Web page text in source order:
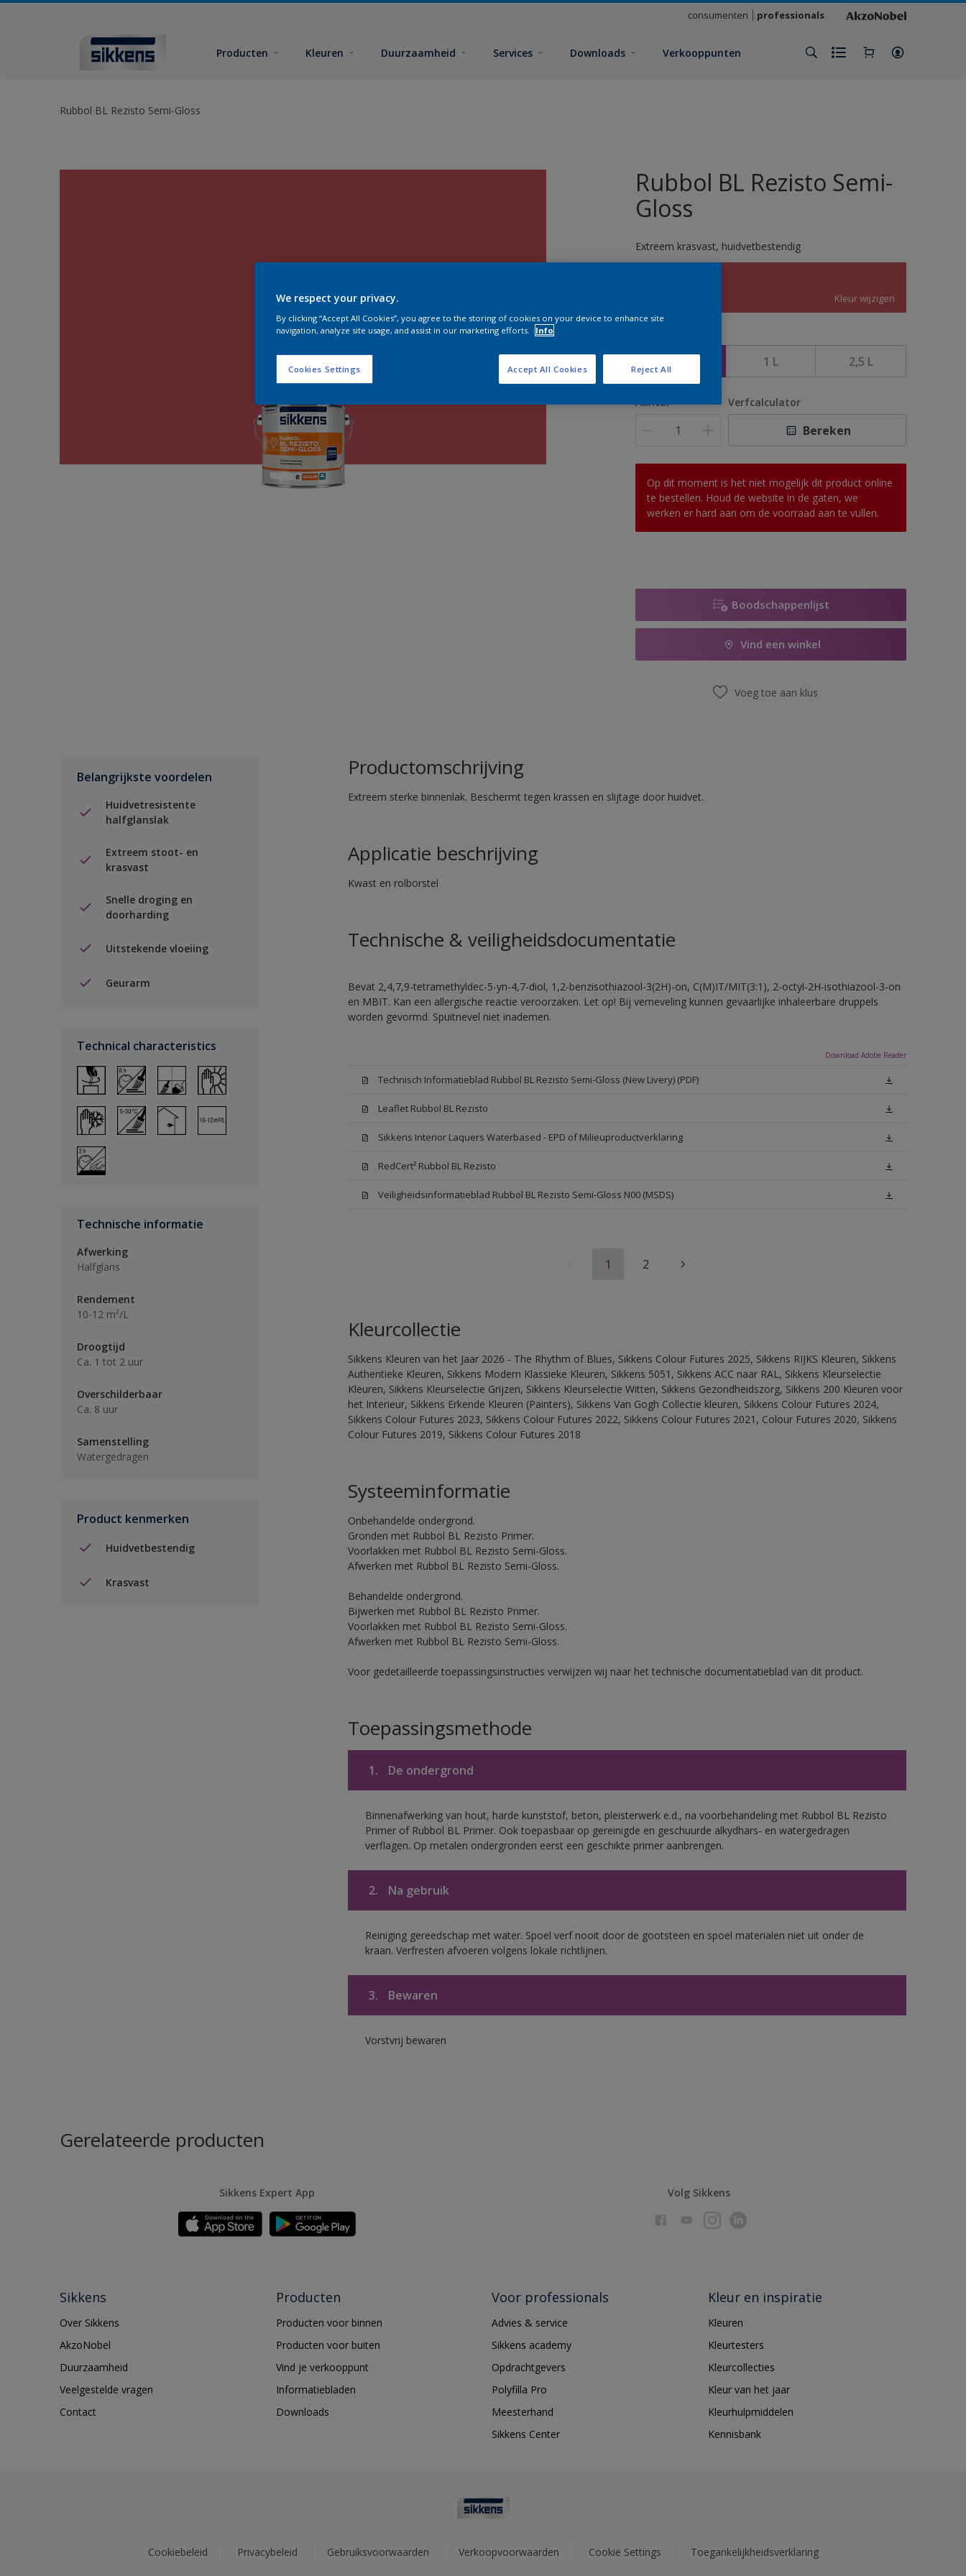
consumenten professionals
Producten Kleuren Duurzaamheid Services Downloads Verkooppunten
Rubbol BL Rezisto Semi-Gloss
Rubbol BL Rezisto Semi-
Gloss
Extreem krasvast, huidvetbestendig
Kleur wijzigen
500 ML 1 L 2,5 L
Aantal Verfcalculator
Bereken
Op dit moment is het niet mogelijk dit product online
te bestellen. Houd de website in de gaten, we
werken er hard aan om de voorraad aan te vullen.
Boodschappenlijst
Vind een winkel
Voeg toe aan klus
Belangrijkste voordelen
Huidvetresistente
halfglanslak
Extreem stoot- en
krasvast
Snelle droging en
doorharding
Uitstekende vloeiing
Geurarm
Technical characteristics
Technische informatie
Afwerking
Halfglans
Rendement
10-12 m²/L
Droogtijd
Ca. 1 tot 2 uur
Overschilderbaar
Ca. 8 uur
Samenstelling
Watergedragen
Product kenmerken
Huidvetbestendig
Krasvast
Productomschrijving
Extreem sterke binnenlak. Beschermt tegen krassen en slijtage door huidvet.
Applicatie beschrijving
Kwast en rolborstel
Technische & veiligheidsdocumentatie
Bevat 2,4,7,9-tetramethyldec-5-yn-4,7-diol, 1,2-benzisothiazool-3(2H)-on, C(M)IT/MIT(3:1), 2-octyl-2H-isothiazool-3-on
en MBIT. Kan een allergische reactie veroorzaken. Let op! Bij verneveling kunnen gevaarlijke inhaleerbare druppels
worden gevormd. Spuitnevel niet inademen.
Download Adobe Reader
Technisch Informatieblad Rubbol BL Rezisto Semi-Gloss (New Livery) (PDF)
Leaflet Rubbol BL Rezisto
Sikkens Interior Laquers Waterbased - EPD of Milieuproductverklaring
RedCert² Rubbol BL Rezisto
Veiligheidsinformatieblad Rubbol BL Rezisto Semi-Gloss N00 (MSDS)
1 2
Kleurcollectie
Sikkens Kleuren van het Jaar 2026 - The Rhythm of Blues, Sikkens Colour Futures 2025, Sikkens RIJKS Kleuren, Sikkens
Authentieke Kleuren, Sikkens Modern Klassieke Kleuren, Sikkens 5051, Sikkens ACC naar RAL, Sikkens Kleurselectie
Kleuren, Sikkens Kleurselectie Grijzen, Sikkens Kleurselectie Witten, Sikkens Gezondheidszorg, Sikkens 200 Kleuren voor
het Interieur, Sikkens Erkende Kleuren (Painters), Sikkens Van Gogh Collectie kleuren, Sikkens Colour Futures 2024,
Sikkens Colour Futures 2023, Sikkens Colour Futures 2022, Sikkens Colour Futures 2021, Colour Futures 2020, Sikkens
Colour Futures 2019, Sikkens Colour Futures 2018
Systeeminformatie
Onbehandelde ondergrond.
Gronden met Rubbol BL Rezisto Primer.
Voorlakken met Rubbol BL Rezisto Semi-Gloss.
Afwerken met Rubbol BL Rezisto Semi-Gloss.
Behandelde ondergrond.
Bijwerken met Rubbol BL Rezisto Primer.
Voorlakken met Rubbol BL Rezisto Semi-Gloss.
Afwerken met Rubbol BL Rezisto Semi-Gloss.
Voor gedetailleerde toepassingsinstructies verwijzen wij naar het technische documentatieblad van dit product.
Toepassingsmethode
1. De ondergrond
Binnenafwerking van hout, harde kunststof, beton, pleisterwerk e.d., na voorbehandeling met Rubbol BL Rezisto
Primer of Rubbol BL Primer. Ook toepasbaar op gereinigde en geschuurde alkydhars- en watergedragen
verflagen. Op metalen ondergronden eerst een geschikte primer aanbrengen.
2. Na gebruik
Reiniging gereedschap met water. Spoel verf nooit door de gootsteen en spoel materialen niet uit onder de
kraan. Verfresten afvoeren volgens lokale richtlijnen.
3. Bewaren
Vorstvrij bewaren
Gerelateerde producten
Sikkens Expert App Volg Sikkens
Sikkens
Over Sikkens
AkzoNobel
Duurzaamheid
Veelgestelde vragen
Contact
Producten
Producten voor binnen
Producten voor buiten
Vind je verkooppunt
Informatiebladen
Downloads
Voor professionals
Advies & service
Sikkens academy
Opdrachtgevers
Polyfilla Pro
Meesterhand
Sikkens Center
Kleur en inspiratie
Kleuren
Kleurtesters
Kleurcollecties
Kleur van het jaar
Kleurhulpmiddelen
Kennisbank
Cookiebeleid Privacybeleid Gebruiksvoorwaarden Verkoopvoorwaarden Cookie Settings Toegankelijkheidsverklaring
We respect your privacy.
By clicking “Accept All Cookies”, you agree to the storing of cookies on your device to enhance site
navigation, analyze site usage, and assist in our marketing efforts.
Info
Cookies Settings Reject All
Accept All Cookies